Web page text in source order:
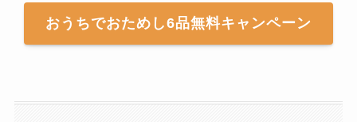
おうちでおためし6品無料キャンペーン